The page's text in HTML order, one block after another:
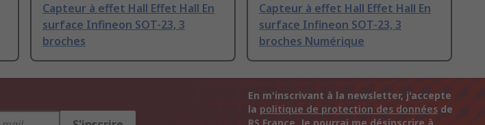
Capteur à effet Hall Effet Hall En
surface Infineon SOT-23, 3
broches
Capteur à effet Hall Effet Hall En
surface Infineon SOT-23, 3
broches Numérique
En m'inscrivant à la newsletter, j'accepte
la politique de protection des données de